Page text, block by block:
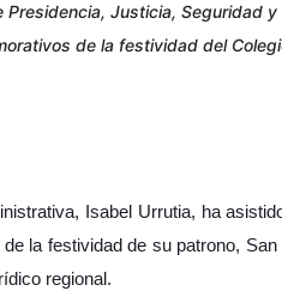
Presidencia, Justicia, Seguridad y
de la festividad del
Isabel Urrutia, ha
la festividad de su patrono, San
regional.